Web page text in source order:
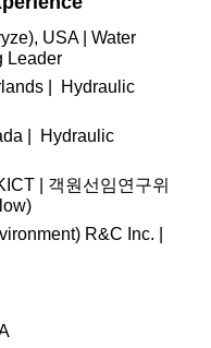
USA | Water
Leader
| Hydraulic
| Hydraulic
| 객원선임연구위
R&C Inc. |